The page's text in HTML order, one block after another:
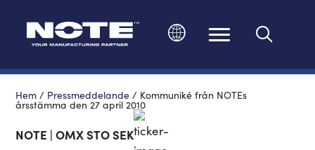
Hem / Pressmeddelande / Kommuniké från NOTEs
årsstämma den 27 april 2010
NOTE | OMX STO SEK